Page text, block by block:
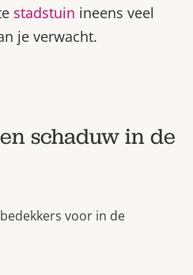
stadstuin ineens veel
je verwacht.
schaduw in de
voor in de